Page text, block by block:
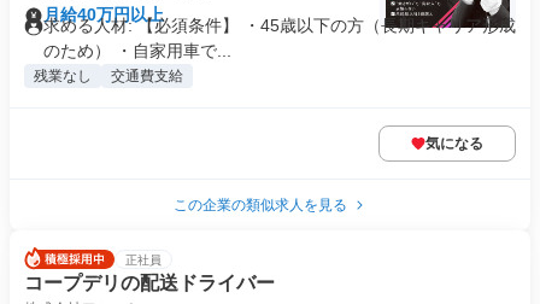
月給40万円以上
求める人材: 【必須条件】 ・45歳以下の方（長期キャリア形成
のため） ・自家用車で...
残業なし 交通費支給
気になる
この企業の類似求人を見る
正社員
コープデリの配送ドライバー